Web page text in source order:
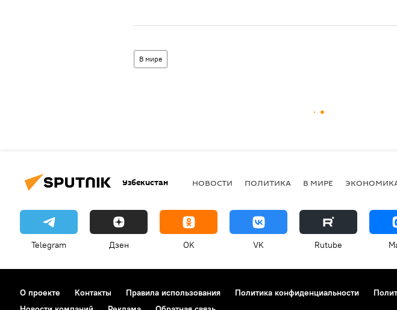
В мире
Узбекистан НОВОСТИ ПОЛИТИКА В МИРЕ
Telegram Дзен OK VK Rutube
О проекте Контакты Правила использования Политика конфиденциальности